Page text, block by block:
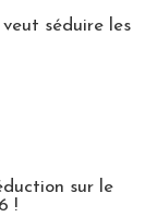
séduire les
sur le
!